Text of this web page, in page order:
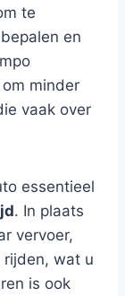
te
en
minder
vaak over
essentieel
. In plaats
vervoer,
wat u
is ook